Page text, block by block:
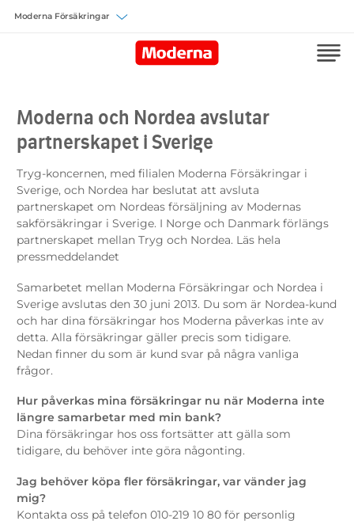
Moderna och Nordea avslutar
partnerskapet i Sverige
Tryg-koncernen, med filialen Moderna Försäkringar i
Sverige, och Nordea har beslutat att avsluta
partnerskapet om Nordeas försäljning av Modernas
sakförsäkringar i Sverige. I Norge och Danmark förlängs
partnerskapet mellan Tryg och Nordea. Läs hela
pressmeddelandet
Samarbetet mellan Moderna Försäkringar och Nordea i
Sverige avslutas den 30 juni 2013. Du som är Nordea-kund
och har dina försäkringar hos Moderna påverkas inte av
detta. Alla försäkringar gäller precis som tidigare.
Nedan finner du som är kund svar på några vanliga
frågor.
Hur påverkas mina försäkringar nu när Moderna inte
längre samarbetar med min bank?
Dina försäkringar hos oss fortsätter att gälla som
tidigare, du behöver inte göra någonting.
Jag behöver köpa fler försäkringar, var vänder jag
mig?
Kontakta oss på telefon 010-219 10 80 för personlig